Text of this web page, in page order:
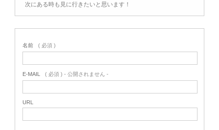
次にある時も見に行きたいと思います！
名前 ( 必須 )
E-MAIL ( 必須 ) - 公開されません -
URL